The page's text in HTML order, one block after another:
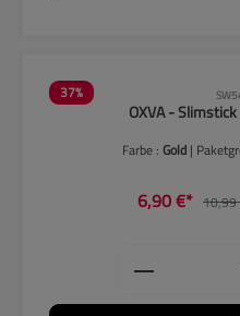
37%
OXVA -
Farbe : Gold |
6,90 €*
Produkt